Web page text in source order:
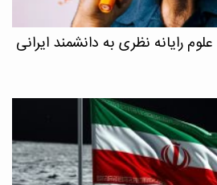
رایانه نظری به دانشمند ایرانی